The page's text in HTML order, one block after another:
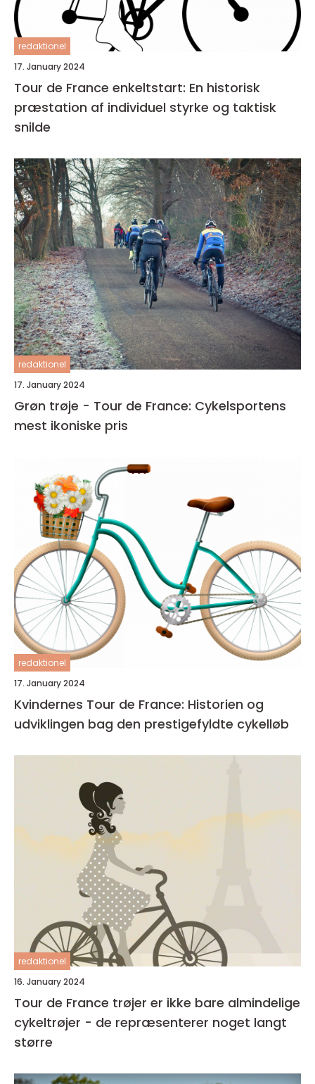
redaktionel
17. January 2024
Tour de France enkeltstart: En historisk
præstation af individuel styrke og taktisk
snilde
redaktionel
17. January 2024
Grøn trøje - Tour de France: Cykelsportens
mest ikoniske pris
redaktionel
17. January 2024
Kvindernes Tour de France: Historien og
udviklingen bag den prestigefyldte cykelløb
redaktionel
16. January 2024
Tour de France trøjer er ikke bare almindelige
cykeltrøjer - de repræsenterer noget langt
større